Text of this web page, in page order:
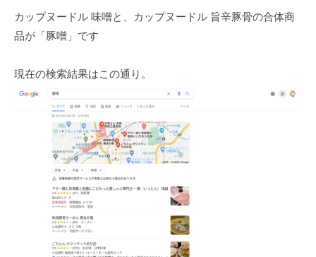
カップヌードル 味噌と、カップヌードル 旨辛豚骨の合体商
品が「豚噌」です
現在の検索結果はこの通り。